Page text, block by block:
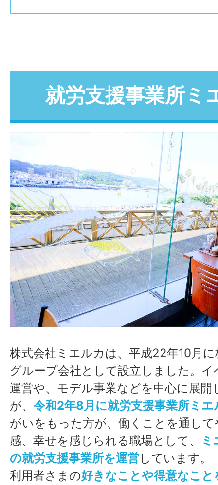
就労支援事業所ミ
株式会社ミエルカは、平成22年10月
グループ会社として設立しました。
運営や、モデル事業などを中心に展開
が、 令和2年8月に就労支援事業所ミエ
がいをもった方が、働くことを通し
感、幸せを感じられる職場として、
ミ
の就労支援事業所を運営しています。
利用者さまの好きなことや得意なこと